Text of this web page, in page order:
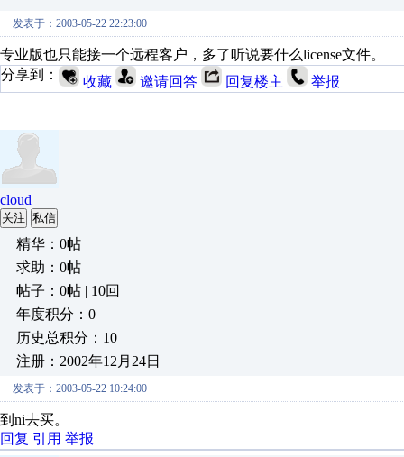
发表于：2003-05-22 22:23:00
专业版也只能接一个远程客户，多了听说要什么license文件。
分享到：
收藏 邀请回答 回复楼主 举报
cloud
关注 私信
精华：0帖
求助：0帖
帖子：0帖 | 10回
年度积分：0
历史总积分：10
注册：2002年12月24日
发表于：2003-05-22 10:24:00
到ni去买。
回复 引用 举报